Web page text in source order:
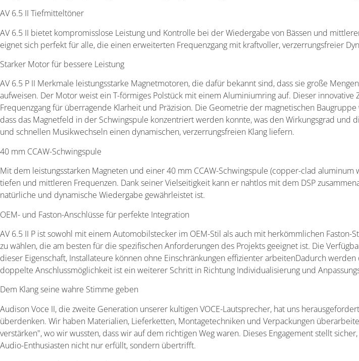
AV 6.5 II Tiefmitteltöner
AV 6.5 II bietet kompromisslose Leistung und Kontrolle bei der Wiedergabe von Bässen und
eignet sich perfekt für alle, die einen erweiterten Frequenzgang mit kraftvoller, verzerrungsfreier
Starker Motor für bessere Leistung
AV 6.5 P II Merkmale leistungsstarke Magnetmotoren, die dafür bekannt sind, dass sie große
aufweisen. Der Motor weist ein T-förmiges Polstück mit einem Aluminiumring auf. Dieser
Frequenzgang für überragende Klarheit und Präzision. Die Geometrie der magnetischen
dass das Magnetfeld in der Schwingspule konzentriert werden konnte, was den Wirkungsgrad
und schnellen Musikwechseln einen dynamischen, verzerrungsfreien Klang liefern.
40 mm CCAW-Schwingspule
Mit dem leistungsstarken Magneten und einer 40 mm CCAW-Schwingspule (copper-clad
tiefen und mittleren Frequenzen. Dank seiner Vielseitigkeit kann er nahtlos mit dem DSP
natürliche und dynamische Wiedergabe gewährleistet ist.
OEM- und Faston-Anschlüsse für perfekte Integration
AV 6.5 II P ist sowohl mit einem Automobilstecker im OEM-Stil als auch mit herkömmlichen
zu wählen, die am besten für die spezifischen Anforderungen des Projekts geeignet ist. Die
dieser Eigenschaft, Installateure können ohne Einschränkungen effizienter arbeitenDadurch
doppelte Anschlussmöglichkeit ist ein weiterer Schritt in Richtung Individualisierung und
Dem Klang seine wahre Stimme geben
Audison Voce II, die zweite Generation unserer kultigen VOCE-Lautsprecher, hat uns
überdenken. Wir haben Materialien, Lieferketten, Montagetechniken und Verpackungen
verstärken", wo wir wussten, dass wir auf dem richtigen Weg waren. Dieses Engagement stellt
Audio-Enthusiasten nicht nur erfüllt, sondern übertrifft.